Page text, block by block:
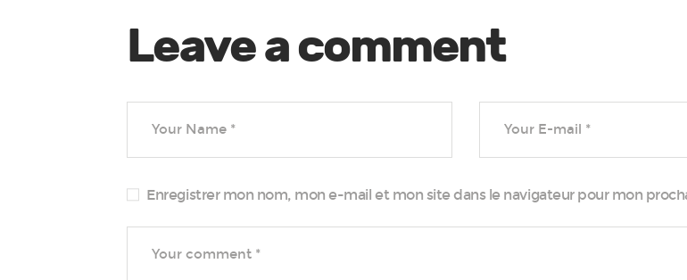
Leave a comment
Enregistrer mon nom, mon e-mail et mon site dans le navigateur pour mon